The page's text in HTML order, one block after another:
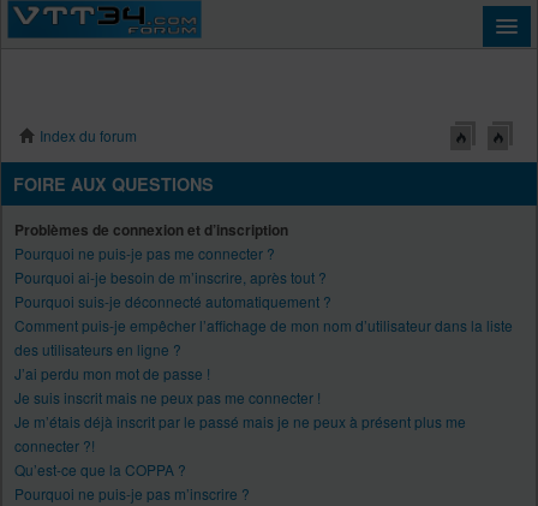
Index du forum
FOIRE AUX QUESTIONS
Problèmes de connexion et d’inscription
Pourquoi ne puis-je pas me connecter ?
Pourquoi ai-je besoin de m’inscrire, après tout ?
Pourquoi suis-je déconnecté automatiquement ?
Comment puis-je empêcher l’affichage de mon nom d’utilisateur dans la liste
des utilisateurs en ligne ?
J’ai perdu mon mot de passe !
Je suis inscrit mais ne peux pas me connecter !
Je m’étais déjà inscrit par le passé mais je ne peux à présent plus me
connecter ?!
Qu’est-ce que la COPPA ?
Pourquoi ne puis-je pas m’inscrire ?